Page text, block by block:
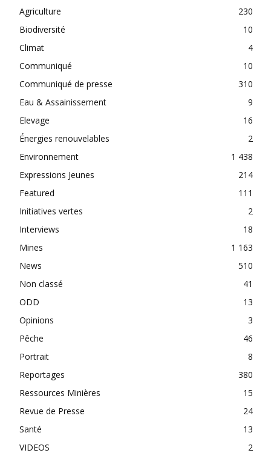
Agriculture
230
Biodiversité
10
Climat
4
Communiqué
10
Communiqué de presse
310
Eau & Assainissement
9
Elevage
16
Énergies renouvelables
2
Environnement
1 438
Expressions Jeunes
214
Featured
111
Initiatives vertes
2
Interviews
18
Mines
1 163
News
510
Non classé
41
ODD
13
Opinions
3
Pêche
46
Portrait
8
Reportages
380
Ressources Minières
15
Revue de Presse
24
Santé
13
VIDEOS
2